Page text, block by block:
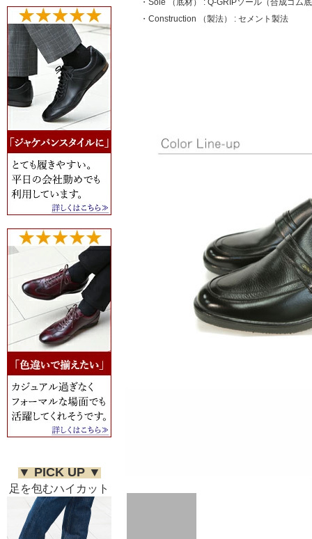
▼ PICK UP ▼
足を包むハイカット
・Sole （底材） : Q-GRIPソール（合成ゴム
・Construction （製法） : セメント製法